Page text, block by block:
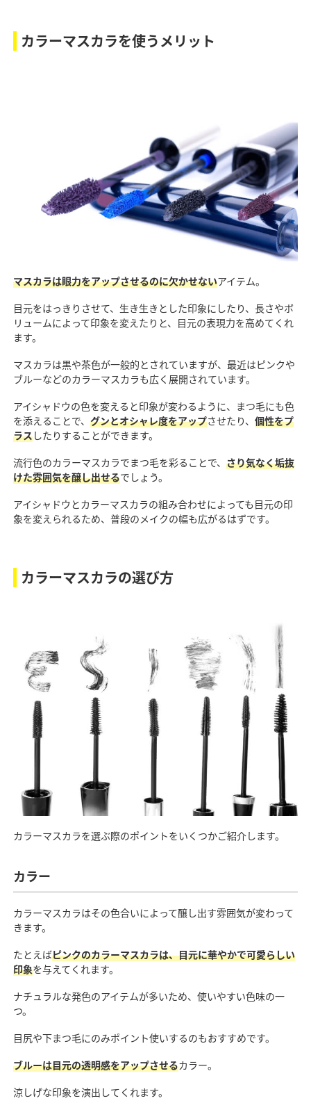
カラーマスカラを使うメリット
マスカラは眼力をアップさせるのに欠かせないアイテム。
目元をはっきりさせて、生き生きとした印象にしたり、長さやボ
リュームによって印象を変えたりと、目元の表現力を高めてくれ
ます。
マスカラは黒や茶色が一般的とされていますが、最近はピンクや
ブルーなどのカラーマスカラも広く展開されています。
アイシャドウの色を変えると印象が変わるように、まつ毛にも色
を添えることで、 グンとオシャレ度をアップさせたり、 個性をプ
ラスしたりすることができます。
流行色のカラーマスカラでまつ毛を彩ることで、 さり気なく垢抜
けた雰囲気を醸し出せるでしょう。
アイシャドウとカラーマスカラの組み合わせによっても目元の印
象を変えられるため、普段のメイクの幅も広がるはずです。
カラーマスカラの選び方
カラーマスカラを選ぶ際のポイントをいくつかご紹介します。
カラー
カラーマスカラはその色合いによって醸し出す雰囲気が変わって
きます。
たとえばピンクのカラーマスカラは、目元に華やかで可愛らしい
印象を与えてくれます。
ナチュラルな発色のアイテムが多いため、使いやすい色味の一
つ。
目尻や下まつ毛にのみポイント使いするのもおすすめです。
ブルーは目元の透明感をアップさせるカラー。
涼しげな印象を演出してくれます。